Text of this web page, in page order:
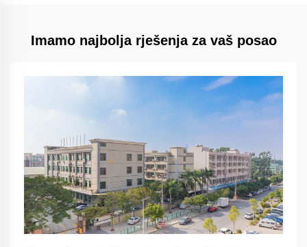
Imamo najbolja rješenja za vaš posao